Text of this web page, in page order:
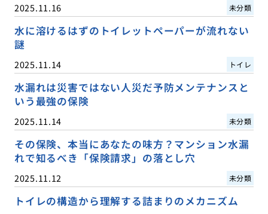
2025.11.16 未分類
水に溶けるはずのトイレットペーパーが流れない
謎
2025.11.14 トイレ
水漏れは災害ではない人災だ予防メンテナンスと
いう最強の保険
2025.11.14 未分類
その保険、本当にあなたの味方？マンション水漏
れで知るべき「保険請求」の落とし穴
2025.11.12 未分類
トイレの構造から理解する詰まりのメカニズム